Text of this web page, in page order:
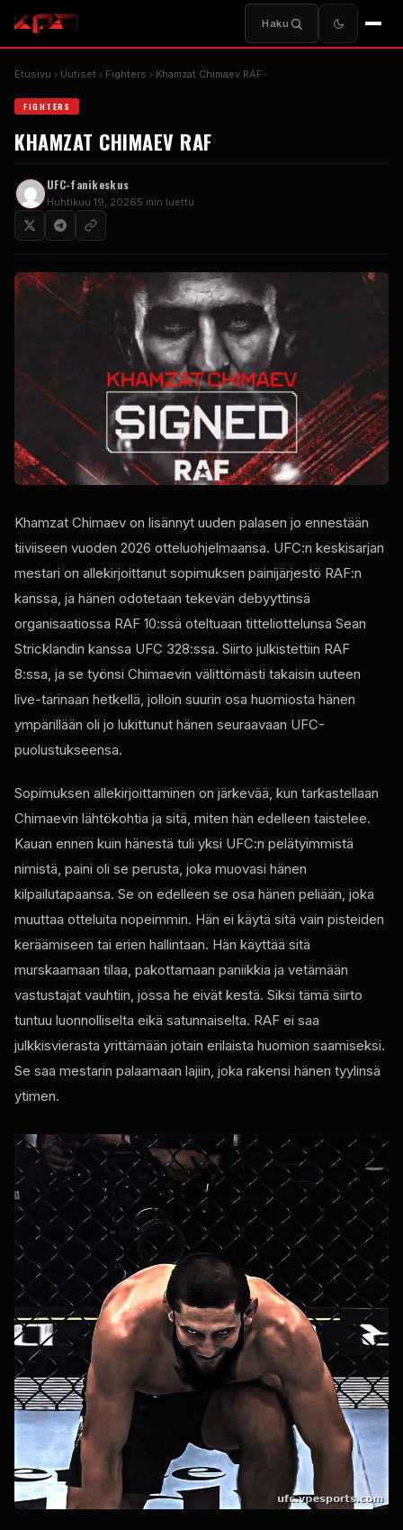
Haku
Etusivu Uutiset Fighters Khamzat Chimaev RAF
FIGHTERS
KHAMZAT CHIMAEV RAF
UFC-fanikeskus
Huhtikuu 19, 20265 min luettu
Khamzat Chimaev on lisännyt uuden palasen jo ennestään
tiiviiseen vuoden 2026 otteluohjelmaansa. UFC:n keskisarjan
mestari on allekirjoittanut sopimuksen painijärjestö RAF:n
kanssa, ja hänen odotetaan tekevän debyyttinsä
organisaatiossa RAF 10:ssä oteltuaan titteliottelunsa Sean
Stricklandin kanssa UFC 328:ssa. Siirto julkistettiin RAF
8:ssa, ja se työnsi Chimaevin välittömästi takaisin uuteen
live-tarinaan hetkellä, jolloin suurin osa huomiosta hänen
ympärillään oli jo lukittunut hänen seuraavaan UFC-
puolustukseensa.
Sopimuksen allekirjoittaminen on järkevää, kun tarkastellaan
Chimaevin lähtökohtia ja sitä, miten hän edelleen taistelee.
Kauan ennen kuin hänestä tuli yksi UFC:n pelätyimmistä
nimistä, paini oli se perusta, joka muovasi hänen
kilpailutapaansa. Se on edelleen se osa hänen peliään, joka
muuttaa otteluita nopeimmin. Hän ei käytä sitä vain pisteiden
keräämiseen tai erien hallintaan. Hän käyttää sitä
murskaamaan tilaa, pakottamaan paniikkia ja vetämään
vastustajat vauhtiin, jossa he eivät kestä. Siksi tämä siirto
tuntuu luonnolliselta eikä satunnaiselta. RAF ei saa
julkkisvierasta yrittämään jotain erilaista huomion saamiseksi.
Se saa mestarin palaamaan lajiin, joka rakensi hänen tyylinsä
ytimen.